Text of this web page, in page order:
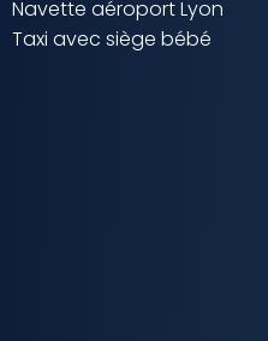
Navette aéroport Lyon
Taxi avec siège bébé